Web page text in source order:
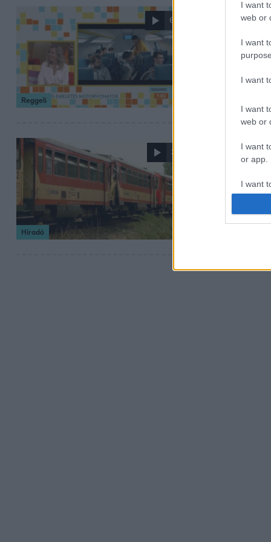
I want
web or
I want
I want
I want
web or
I want
or app.
I want
I want
6:07
Reggeli
2021. július 27. 6:52
Emeletes
Lassan egy
járnak már
beszélgetünk
3:17
Híradó
2015. augusztus 17.
Kirepült a
Volt, aki az
közül. 21-en